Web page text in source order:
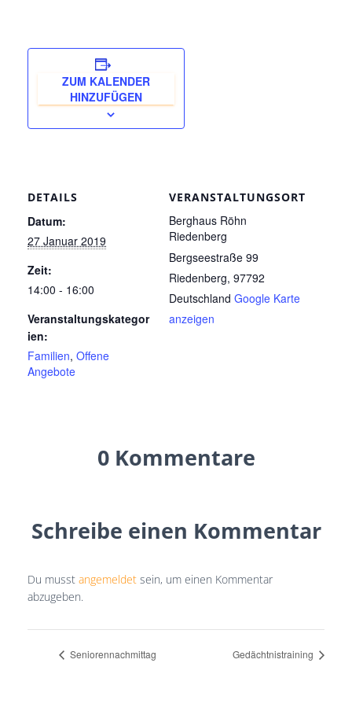
ZUM KALENDER
HINZUFÜGEN
DETAILS
Datum:
27 Januar 2019
Zeit:
14:00 - 16:00
Veranstaltungskategor
ien:
Familien, Offene
Angebote
VERANSTALTUNGSORT
Berghaus Röhn
Riedenberg
Bergseestraße 99
Riedenberg, 97792
Deutschland Google Karte
anzeigen
0 Kommentare
Schreibe einen Kommentar
Du musst angemeldet sein, um einen Kommentar
abzugeben.
Seniorennachmittag Gedächtnistraining